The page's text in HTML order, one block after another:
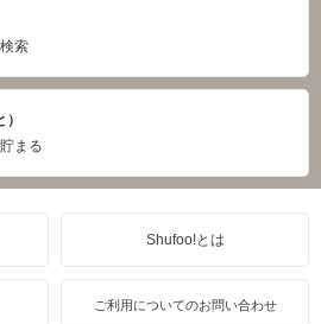
索
まる
Shufoo!とは
ご利用についてのお問い合わせ